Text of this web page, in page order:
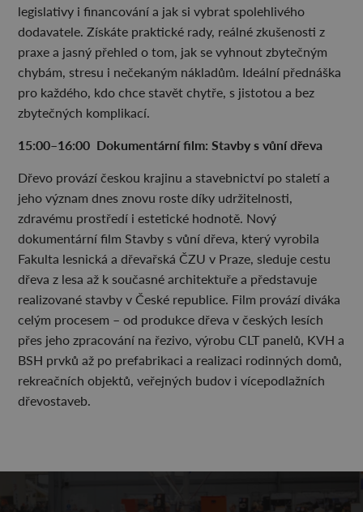
legislativy i financování a jak si vybrat spolehlivého
dodavatele. Získáte praktické rady, reálné zkušenosti z
praxe a jasný přehled o tom, jak se vyhnout zbytečným
chybám, stresu i nečekaným nákladům. Ideální přednáška
pro každého, kdo chce stavět chytře, s jistotou a bez
zbytečných komplikací.
15:00–16:00 Dokumentární film: Stavby s vůní dřeva
Dřevo provází českou krajinu a stavebnictví po staletí a
jeho význam dnes znovu roste díky udržitelnosti,
zdravému prostředí i estetické hodnotě. Nový
dokumentární film Stavby s vůní dřeva, který vyrobila
Fakulta lesnická a dřevařská ČZU v Praze, sleduje cestu
dřeva z lesa až k současné architektuře a představuje
realizované stavby v České republice. Film provází diváka
celým procesem – od produkce dřeva v českých lesích
přes jeho zpracování na řezivo, výrobu CLT panelů, KVH a
BSH prvků až po prefabrikaci a realizaci rodinných domů,
rekreačních objektů, veřejných budov i vícepodlažních
dřevostaveb.